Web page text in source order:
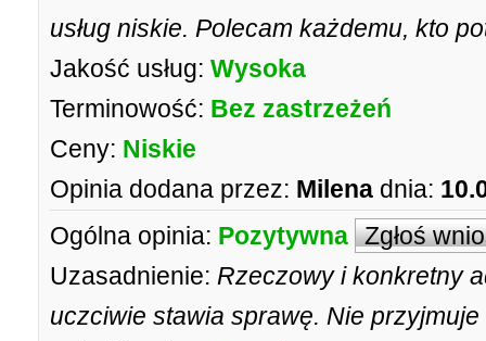
usług niskie. Polecam każdemu, kto
Jakość usług: Wysoka
Terminowość: Bez zastrzeżeń
Ceny: Niskie
Opinia dodana przez: Milena dnia:
Ogólna opinia: Pozytywna Zgłoś
Uzasadnienie: Rzeczowy i konkretny
uczciwie stawia sprawę. Nie